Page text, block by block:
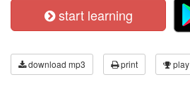
start learning
download mp3 print play